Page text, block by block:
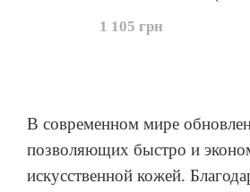
В современном мире
позволяющих быстро и
искусственной кожей.
1 105 грн